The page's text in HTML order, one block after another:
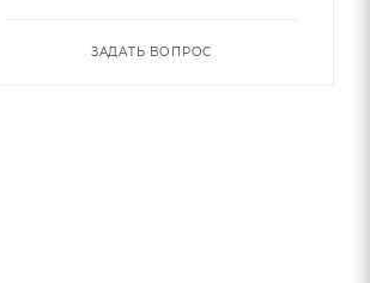
ЗАДАТЬ ВОПРОС